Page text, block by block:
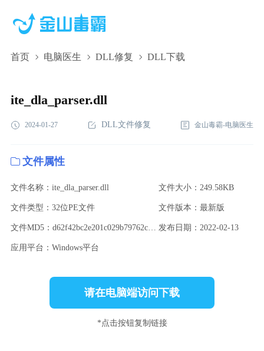
首页 电脑医生 DLL修复 DLL下载
ite_dla_parser.dll,ite_dla_parser.dll下载,ite_dla_parser.dll修复
ite_dla_parser.dll
2024-01-27 DLL文件修复 金山毒霸-电脑医生
文件属性
文件名称：ite_dla_parser.dll 文件大小：249.58KB
文件类型：32位PE文件 文件版本：最新版
文件MD5：d62f42bc2e201c029b79762cb5485973 发布日期：2022-02-13
应用平台：Windows平台
请在电脑端访问下载
*点击按钮复制链接